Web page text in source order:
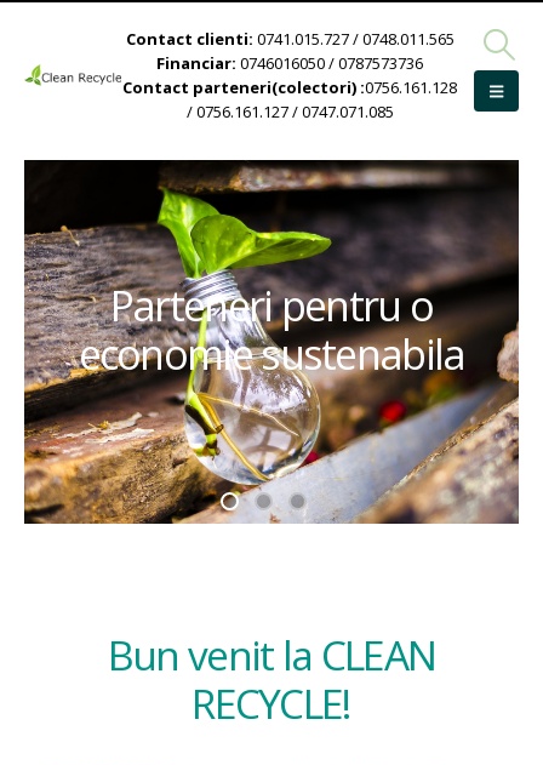
Contact clienti: 0741.015.727 / 0748.011.565
Financiar: 0746016050 / 0787573736
Contact parteneri(colectori) :0756.161.128
/ 0756.161.127 / 0747.071.085
Parteneri pentru o
economie sustenabila
Bun venit la CLEAN
RECYCLE!